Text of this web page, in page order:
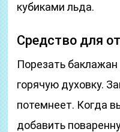
кубиками льда.
Средство для
Порезать баклажан
горячую духовку.
потемнеет. Когда
добавить